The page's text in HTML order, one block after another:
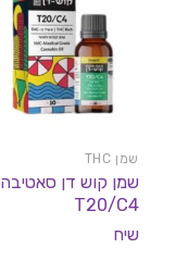
שמן THC
שמן קוש דן סאטיבה |
T20/C4
שיח